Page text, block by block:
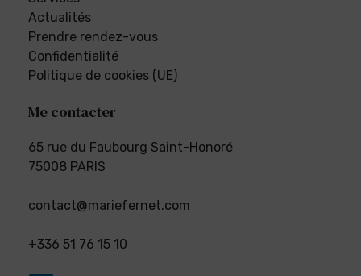
Actualités
Prendre rendez-vous
Confidentialité
Politique de cookies (UE)
Me contacter
65 rue du Faubourg Saint-Honoré
75008 PARIS
contact@mariefernet.com
+336 51 76 15 10